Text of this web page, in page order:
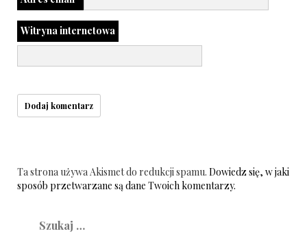
Witryna internetowa
Ta strona używa Akismet do redukcji spamu. Dowiedz się, w jaki
sposób przetwarzane są dane Twoich komentarzy.